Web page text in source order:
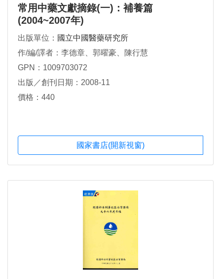
常用中藥文獻摘錄(一)：補養篇
(2004~2007年)
出版單位： 國立中國醫藥研究所
作/編/譯者：李德章、郭曜豪、陳行慧
GPN：1009703072
出版／創刊日期：2008-11
價格：440
國家書店(開新視窗)